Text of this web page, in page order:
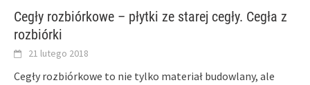
Cegły rozbiórkowe – płytki ze starej cegły. Cegła z
rozbiórki
21 lutego 2018
Cegły rozbiórkowe to nie tylko materiał budowlany, ale